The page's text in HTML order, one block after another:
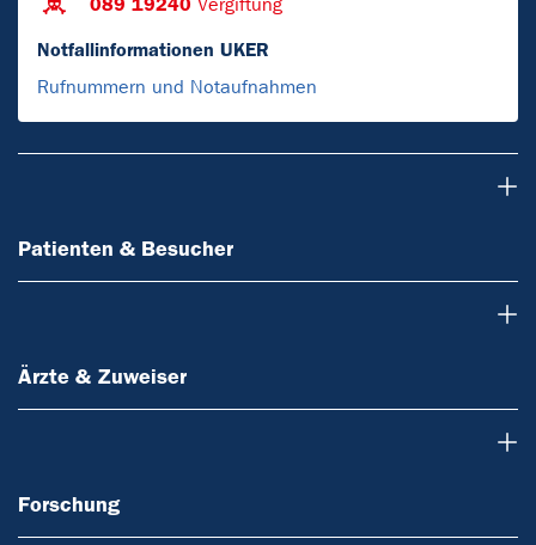
089 19240 Vergiftung
Notfallinformationen UKER
Rufnummern und Notaufnahmen
Patienten & Besucher
Ärzte & Zuweiser
Forschung